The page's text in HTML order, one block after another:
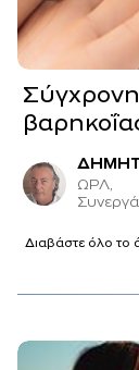
Σύγχρονη
ΩΡΛ,
Διαβάστε όλο το